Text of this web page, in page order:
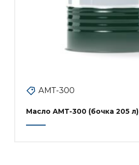
АМТ-300
Масло АМТ-300 (бочка 205 л)